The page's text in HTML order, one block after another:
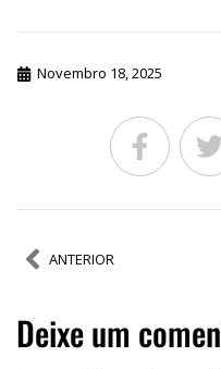
Novembro 18, 2025
ANTERIOR
Deixe um